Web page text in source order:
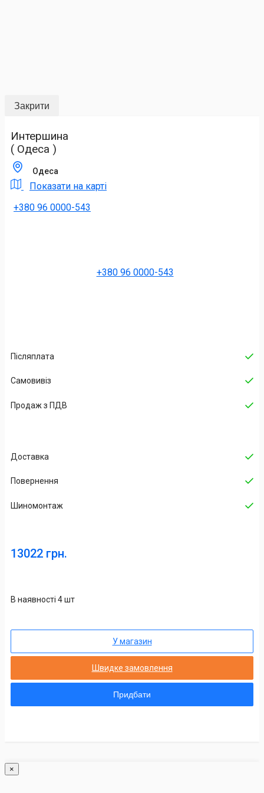
Закрити
Интершина
( Одеса )
Одеса
Показати на карті
+380 96 0000-543
+380 96 0000-543
Післяплата
Самовивіз
Продаж з ПДВ
Доставка
Повернення
Шиномонтаж
13022 грн.
В наявності 4 шт
У магазин
Швидке замовлення
Придбати
×